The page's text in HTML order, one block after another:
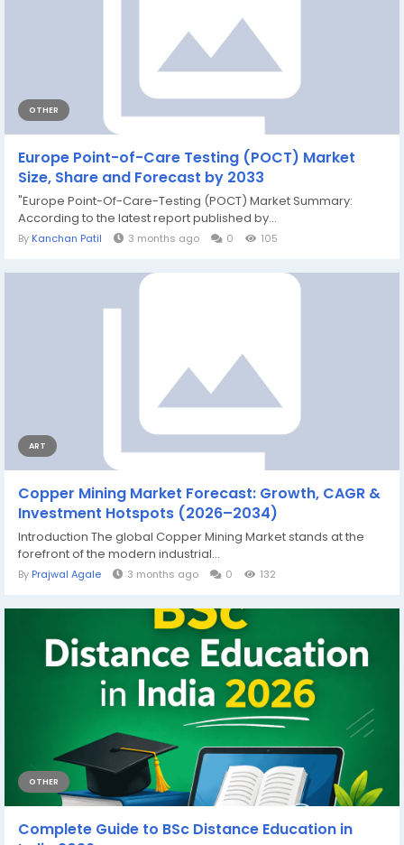
OTHER
Europe Point-of-Care Testing (POCT) Market
Size, Share and Forecast by 2033
"Europe Point-Of-Care-Testing (POCT) Market Summary:
According to the latest report published by...
By Kanchan Patil 3 months ago 0 105
ART
Copper Mining Market Forecast: Growth, CAGR &
Investment Hotspots (2026–2034)
Introduction The global Copper Mining Market stands at the
forefront of the modern industrial...
By Prajwal Agale 3 months ago 0 132
OTHER
Complete Guide to BSc Distance Education in